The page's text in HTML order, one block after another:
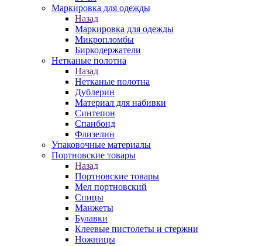
Маркировка для одежды
Назад
Маркировка для одежды
Микропломбы
Биркодержатели
Нетканые полотна
Назад
Нетканые полотна
Дублерин
Материал для набивки
Синтепон
Спанбонд
Флизелин
Упаковочные материалы
Портновские товары
Назад
Портновские товары
Мел портновский
Спицы
Манжеты
Булавки
Клеевые пистолеты и стержни
Ножницы